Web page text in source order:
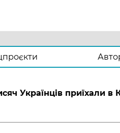
Українців приїхали в